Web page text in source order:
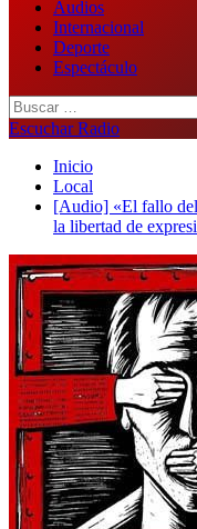
Audios
Internacional
Deporte
Espectáculo
Buscar:
Escuchar Radio
Inicio
Local
[Audio] «El fallo
la libertad de